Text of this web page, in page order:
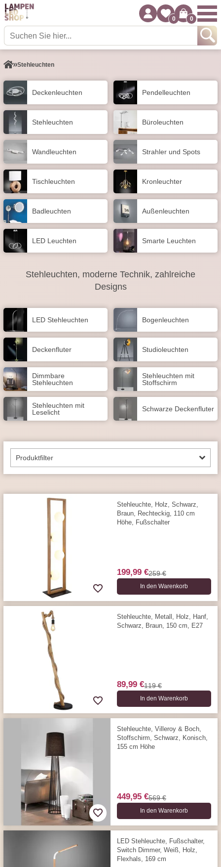
0 0
Stehleuchten
Decken­leuchten Pendel­leuchten
Stehleuchten Büroleuchten
Wand­leuchten Strahler und Spots
Tisch­leuchten Kronleuchter
Badleuchten Außen­leuchten
LED Leuchten Smarte Leuchten
Stehleuchten, moderne Technik, zahlreiche
Designs
LED Stehleuchten Bogenleuchten
Deckenfluter Studioleuchten
Dimmbare
Stehleuchten
Stehleuchten mit
Stoffschirm
Stehleuchten mit
Leselicht
Schwarze Deckenfluter
Produktfilter
Stehleuchte, Holz, Schwarz,
Braun, Rechteckig, 110 cm
Höhe, Fußschalter
199,99 €259 €
In den Warenkorb
Stehleuchte, Metall, Holz, Hanf,
Schwarz, Braun, 150 cm, E27
89,99 €119 €
In den Warenkorb
Stehleuchte, Villeroy & Boch,
Stoffschirm, Schwarz, Konisch,
155 cm Höhe
449,95 €569 €
In den Warenkorb
LED Stehleuchte, Fußschalter,
Switch Dimmer, Weiß, Holz,
Flexhals, 169 cm